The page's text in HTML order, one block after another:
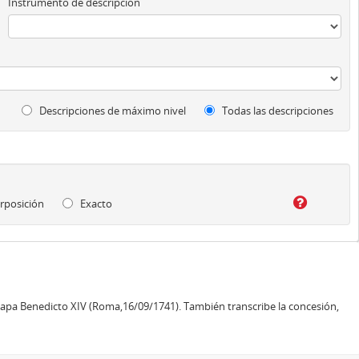
Descripciones de máximo nivel Todas las descripciones
Exacto
Benedicto XIV (Roma,16/09/1741). También transcribe la concesión,